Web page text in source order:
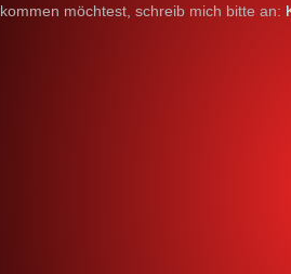
kommen möchtest, schreib mich bitte an: